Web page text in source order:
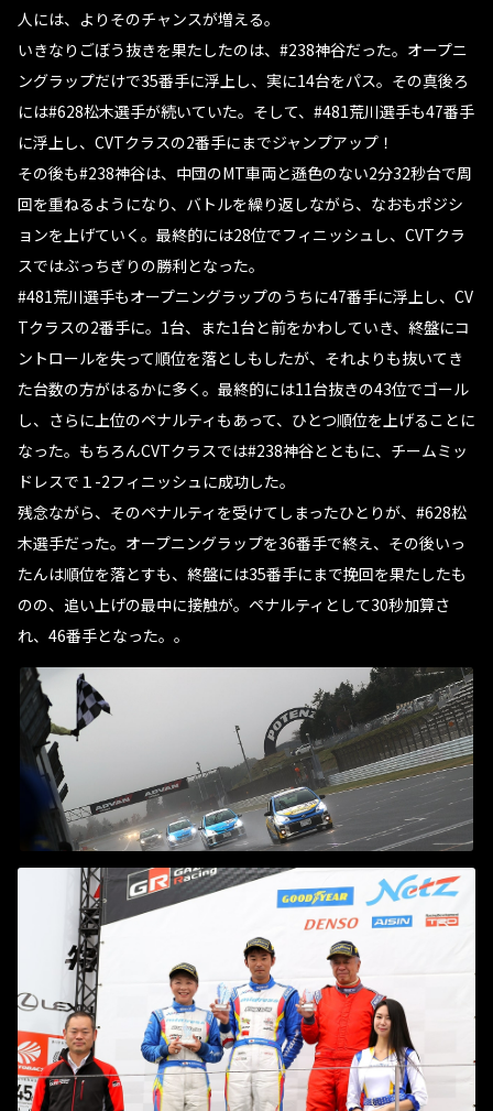
人には、よりそのチャンスが増える。
いきなりごぼう抜きを果たしたのは、#238神谷だった。オープニ
ングラップだけで35番手に浮上し、実に14台をパス。その真後ろ
には#628松木選手が続いていた。そして、#481荒川選手も47番手
に浮上し、CVTクラスの2番手にまでジャンプアップ！
その後も#238神谷は、中団のMT車両と遜色のない2分32秒台で周
回を重ねるようになり、バトルを繰り返しながら、なおもポジシ
ョンを上げていく。最終的には28位でフィニッシュし、CVTクラ
スではぶっちぎりの勝利となった。
#481荒川選手もオープニングラップのうちに47番手に浮上し、CV
Tクラスの2番手に。1台、また1台と前をかわしていき、終盤にコ
ントロールを失って順位を落としもしたが、それよりも抜いてき
た台数の方がはるかに多く。最終的には11台抜きの43位でゴール
し、さらに上位のペナルティもあって、ひとつ順位を上げることに
なった。もちろんCVTクラスでは#238神谷とともに、チームミッ
ドレスで１-2フィニッシュに成功した。
残念ながら、そのペナルティを受けてしまったひとりが、#628松
木選手だった。オープニングラップを36番手で終え、その後いっ
たんは順位を落とすも、終盤には35番手にまで挽回を果たしたも
のの、追い上げの最中に接触が。ペナルティとして30秒加算さ
れ、46番手となった。。